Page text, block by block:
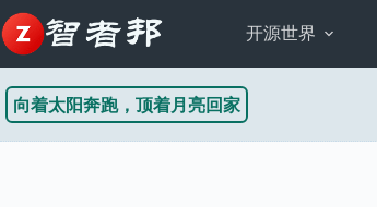
至
内
开源世界
向着太阳奔跑，顶着月亮回家